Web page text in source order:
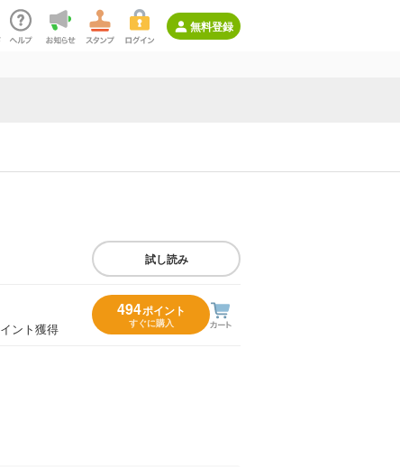
無料登録
試し読み
ント獲得
494ポイント
すぐに購入